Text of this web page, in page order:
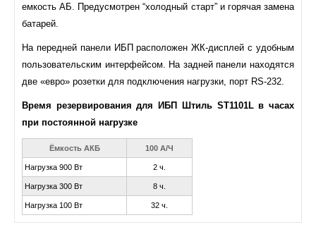
емкость АБ. Предусмотрен “холодный старт” и горячая замена
батарей.
На передней панели ИБП расположен ЖК-дисплей с удобным
пользовательским интерфейсом. На задней панели находятся
две «евро» розетки для подключения нагрузки, порт RS-232.
Время резервирования для ИБП Штиль ST1101L в часах
при постоянной нагрузке
Ёмкость АКБ 100 А/Ч
Нагрузка 900 Вт 2 ч.
Нагрузка 300 Вт 8 ч.
Нагрузка 100 Вт 32 ч.